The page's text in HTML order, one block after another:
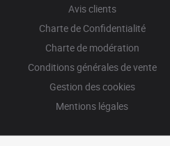
Avis clients
Charte de Confidentialité
Charte de modération
Conditions générales de vente
Gestion des cookies
Mentions légales